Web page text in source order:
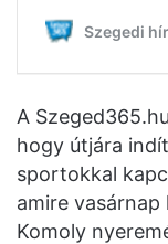
A
hogy útjára
sportokkal
amire
Komoly